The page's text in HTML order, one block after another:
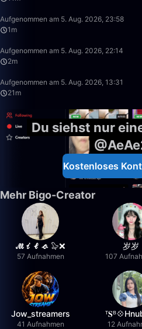
Aufgenommen am 5. Aug. 2026, 23:58
1m
Aufgenommen am 5. Aug. 2026, 22:14
2m
Aufgenommen am 5. Aug. 2026, 13:31
21m
Du siehst nur
Kostenloses
Mehr Bigo-Creator
𝓜𝓲𝓵𝓸 🦭❌
57 Aufnahmen
岁岁
107
Jow_streamers
41 Aufnahmen 12